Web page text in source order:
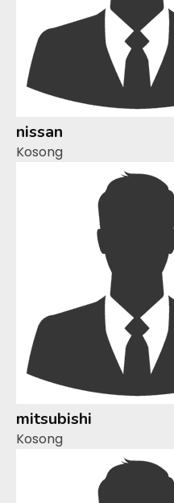
nissan
Kosong
mitsubishi
Kosong